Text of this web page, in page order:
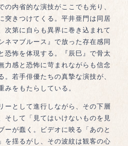
内省的な演技がここでも光り、
突きつけてくる。平井亜門は同居
次第に自らも異界に巻き込まれて
ネマブルース』で放った存在感同
恐怖を体現する。『辰巳』で骨太
力感と恐怖に苛まれながらも信念
若手俳優たちの真摯な演技が、
をもたらしている。
ーとして進行しながら、その下層
そして「見てはいけないものを見
ーが蠢く。ビデオに映る「あのと
を揺るがし、その波紋は観客の心